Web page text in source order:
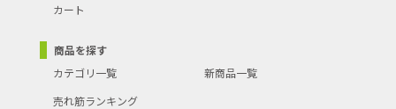
カート
商品を探す
カテゴリ一覧
新商品一覧
売れ筋ランキング